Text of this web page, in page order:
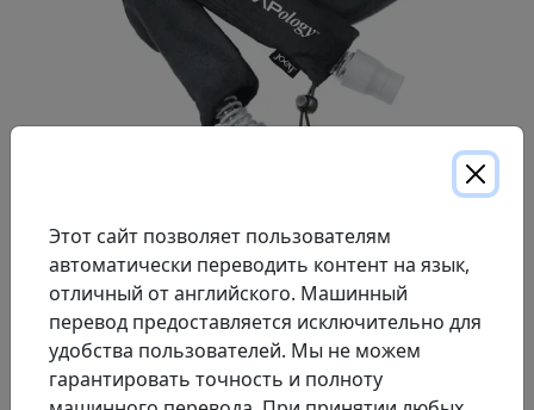
Чехол для шланга СИПАП-терапии Joey CPAPology
длиной 6 футов 6 дюймов (1,8 м). Подходит для
трубок СИПАП-терапии длиной 72–78 дюймов (180–
190 см).
Мягкий хлопковый материал с начесом помогает
Этот сайт позволяет пользователям
автоматически переводить контент на язык,
отличный от английского. Машинный
перевод предоставляется исключительно для
удобства пользователей. Мы не можем
гарантировать точность и полноту